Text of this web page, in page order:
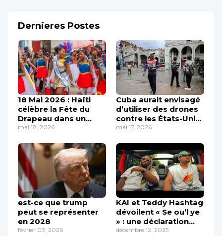
Dernieres Postes
18 Mai 2026 : Haïti
célèbre la Fête du
Drapeau dans un
esprit d’unité et de
mai 18, 2026
Cuba aurait envisagé
d’utiliser des drones
contre les États-Unis,
selon Washington
mai 17, 2026
est-ce que trump
peut se représenter
en 2028
février 03, 2026
KAI et Teddy Hashtag
dévoilent « Se ou’l ye
» : une déclaration
d’amour profonde
décembre 12, 2025